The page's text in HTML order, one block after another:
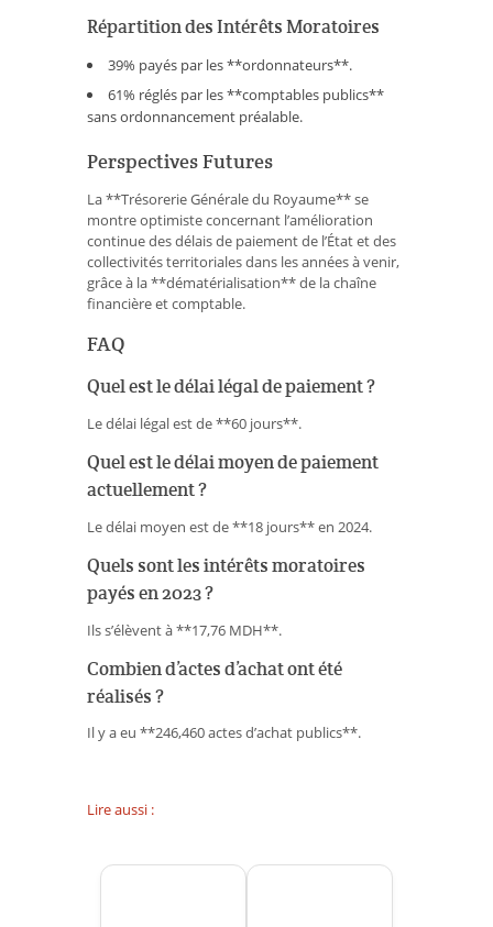
Répartition des Intérêts Moratoires
39% payés par les **ordonnateurs**.
61% réglés par les **comptables publics**
sans ordonnancement préalable.
Perspectives Futures
La **Trésorerie Générale du Royaume** se
montre optimiste concernant l’amélioration
continue des délais de paiement de l’État et des
collectivités territoriales dans les années à venir,
grâce à la **dématérialisation** de la chaîne
financière et comptable.
FAQ
Quel est le délai légal de paiement ?
Le délai légal est de **60 jours**.
Quel est le délai moyen de paiement
actuellement ?
Le délai moyen est de **18 jours** en 2024.
Quels sont les intérêts moratoires
payés en 2023 ?
Ils s’élèvent à **17,76 MDH**.
Combien d’actes d’achat ont été
réalisés ?
Il y a eu **246,460 actes d’achat publics**.
Lire aussi :